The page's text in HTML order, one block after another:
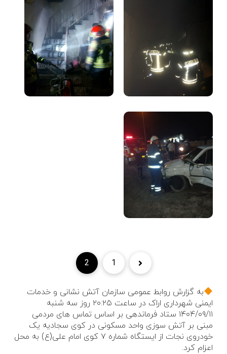
1
2
به گزارش روابط عمومی سازمان آتش نشانی و خدمات
ایمنی شهرداری اراک در ساعت ۲۰:۲۵ روز سه شنبه
۱۴۰۴/۰۹/۱۱ ستاد فرماندهی بر اساس تماس های مردمی
مبنی بر آتش سوزی واحد مسکونی در کوی سجادیه یک
خودروی نجات از ایستگاه شماره ۷ کوی امام علی(ع) به محل
اعزام کرد.